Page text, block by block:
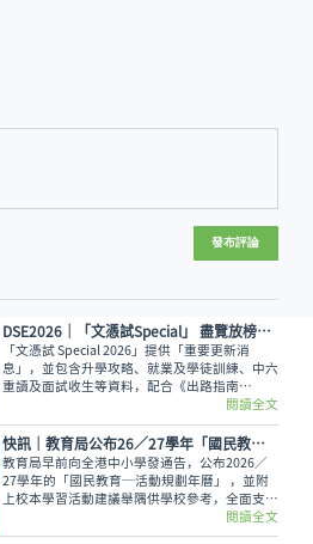
發布評論
DSE2026│「文憑試Special」 盡覽放榜升學出路最新資訊
「文憑試 Special 2026」提供「重要更新消
息」，並包含升學攻略、就業及學徒訓練、中六
重讀及面試收生等資料，配合《出路指南
2026》讓讀者線上線下接收最全面的放榜動
向！
閱讀全文
快訊｜教育局公布26／27學年「國民教育活動規劃年曆」 支援學校規劃國民教育
教育局早前向全港中小學發通告，公布2026／
27學年的「國民教育─活動規劃年曆」 ，並附
上校本學習活動建議舉隅供學校參考，全面支援
閱讀全文